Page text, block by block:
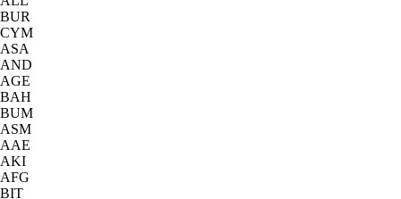
BUR
CYM
ASA
AND
AGE
BAH
BUM
ASM
AAE
AKI
AFG
BIT